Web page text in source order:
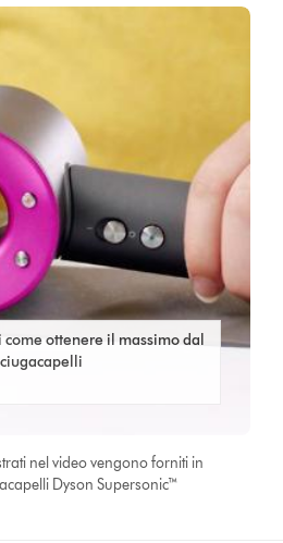
come ottenere il massimo dal
nel video vengono forniti in
Dyson Supersonic™